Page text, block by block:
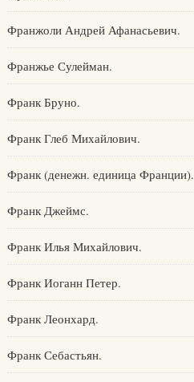
Франжоли Андрей Афанасьевич.
Франжье Сулейман.
Франк Бруно.
Франк Глеб Михайлович.
Франк (денежн. единица Франции).
Франк Джеймс.
Франк Илья Михайлович.
Франк Иоганн Петер.
Франк Леонхард.
Франк Себастьян.